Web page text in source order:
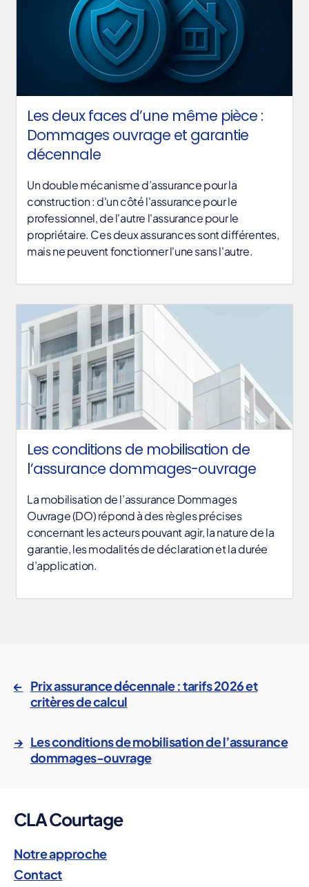
Les deux faces d’une même pièce :
Dommages ouvrage et garantie
décennale
Un double mécanisme d’assurance pour la
construction : d'un côté l'assurance pour le
professionnel, de l'autre l'assurance pour le
propriétaire. Ces deux assurances sont différentes,
mais ne peuvent fonctionner l'une sans l'autre.
Les conditions de mobilisation de
l’assurance dommages-ouvrage
La mobilisation de l’assurance Dommages
Ouvrage (DO) répond à des règles précises
concernant les acteurs pouvant agir, la nature de la
garantie, les modalités de déclaration et la durée
d’application.
s
ur
a
c
e
e
n
al
e,
←
Prix assurance décennale : tarifs 2026 et
critères de calcul
→ Les conditions de mobilisation de l’assurance
dommages-ouvrage
CLA Courtage
Notre approche
Contact